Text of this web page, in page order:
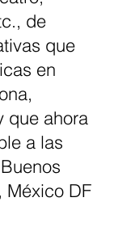
de
que
en
que ahora
a las
México DF